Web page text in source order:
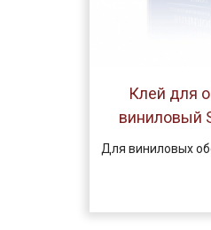
Клей для
виниловый
Для виниловых